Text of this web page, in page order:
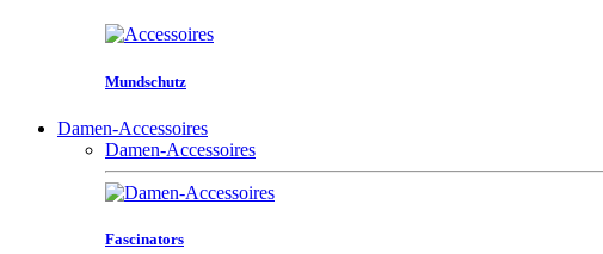
Mundschutz
Damen-Accessoires
Damen-Accessoires
Fascinators